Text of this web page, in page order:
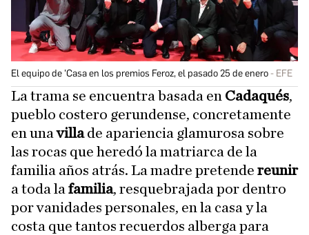
El equipo de 'Casa en los premios Feroz, el pasado 25 de enero EFE
La trama se encuentra basada en Cadaqués,
pueblo costero gerundense, concretamente
en unavillade apariencia glamurosa sobre
las rocas que heredó la matriarca de la
familia años atrás. La madre pretende reunir
a toda la familia, resquebrajada por dentro
por vanidades personales, en la casa y la
costa que tantos recuerdos alberga para